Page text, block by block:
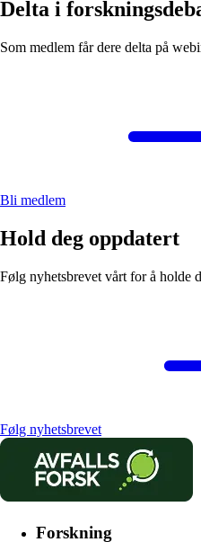
Delta i
Som medlem får dere delta på
Bli medlem
Hold deg oppdatert
Følg nyhetsbrevet vårt for å holde
Følg nyhetsbrevet
Forskning